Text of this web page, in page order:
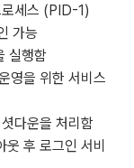
로세스 (PID-1)
가능
실행함
영을 위한 서비스
다운을 처리함
후 로그인 서비